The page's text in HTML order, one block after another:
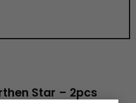
Star – 2pcs